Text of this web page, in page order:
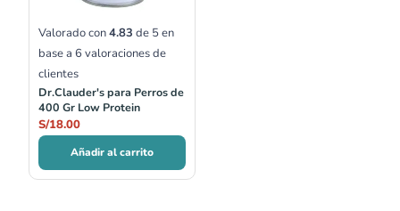
Valorado con4.83 de 5 en
base a 6 valoraciones de
clientes
Dr.Clauder's para Perros de
400 Gr Low Protein
S/18.00
Añadir al carrito